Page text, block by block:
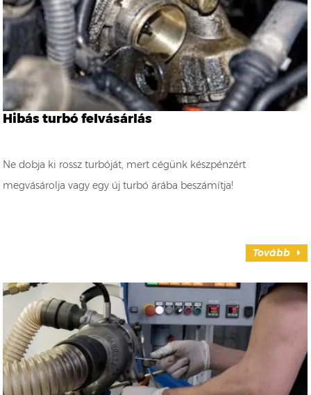
Hibás turbó felvásárlás
Ne dobja ki rossz turbóját, mert cégünk készpénzért
megvásárolja vagy egy új turbó árába beszámítja!
Tovább